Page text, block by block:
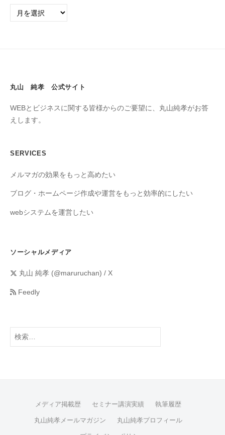
丸山 純孝 公式サイト
WEBとビジネスに関する皆様からのご要望に、丸山純孝がお答
えします。
SERVICES
メルマガの効果をもっと高めたい
ブログ・ホームページ作成や運営をもっと効率的にしたい
webシステムを運営したい
ソーシャルメディア
丸山 純孝 (@maruruchan) / X
Feedly
メディア掲載歴 セミナー講演実績 執筆履歴
丸山純孝メールマガジン 丸山純孝プロフィール